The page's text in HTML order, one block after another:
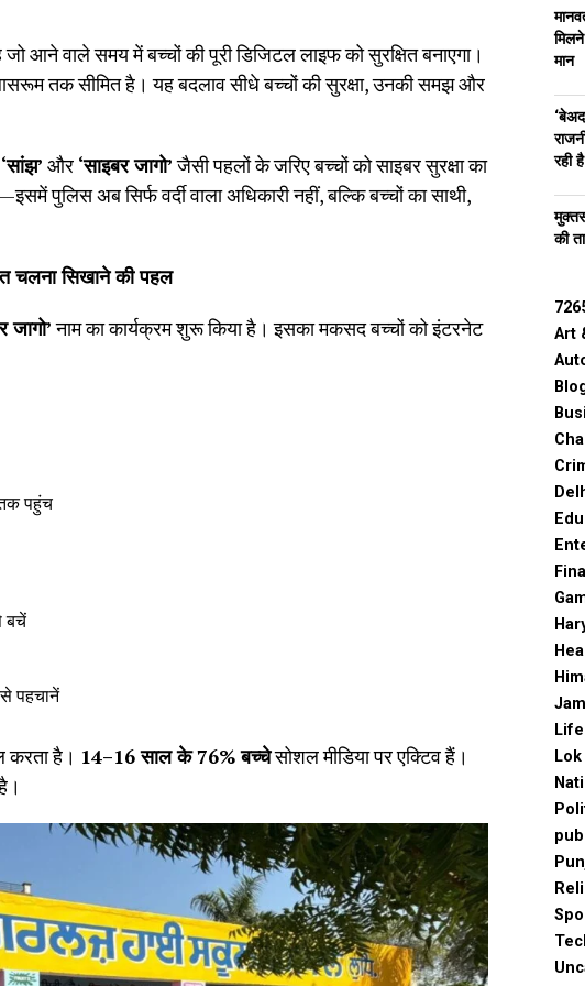
आने वाले समय में बच्चों की पूरी डिजिटल लाइफ को सुरक्षित बनाएगा।
तक सीमित है। यह बदलाव सीधे बच्चों की सुरक्षा, उनकी समझ और
‘सांझ’ और ‘साइबर जागो’जैसी पहलों के जरिए बच्चों को साइबर सुरक्षा का
पुलिस अब सिर्फ वर्दी वाला अधिकारी नहीं, बल्कि बच्चों का साथी,
चलना सिखाने की पहल
जागो’नाम का कार्यक्रम शुरू किया है। इसका मकसद बच्चों को इंटरनेट
पहुंच
बचें
पहचानें
करता है। 14–16 साल के 76% बच्चेसोशल मीडिया पर एक्टिव हैं।
मान
रही
की
Art